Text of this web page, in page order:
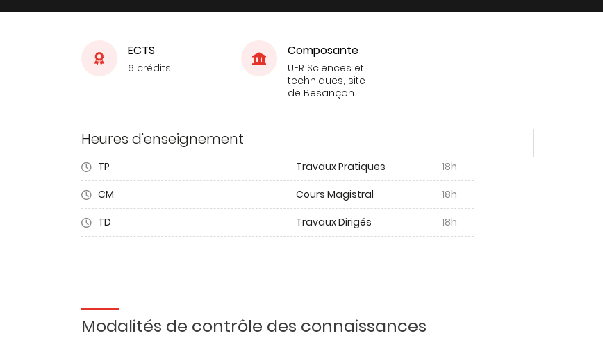
ECTS
6 crédits
Composante
UFR Sciences et
techniques, site
de Besançon
Heures d'enseignement
TP Travaux Pratiques
18h
CM
Cours Magistral
18h
TD
Travaux Dirigés 18h
Modalités de contrôle des connaissances